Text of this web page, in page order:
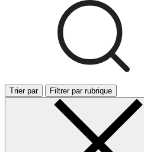
Trier par Filtrer par rubrique